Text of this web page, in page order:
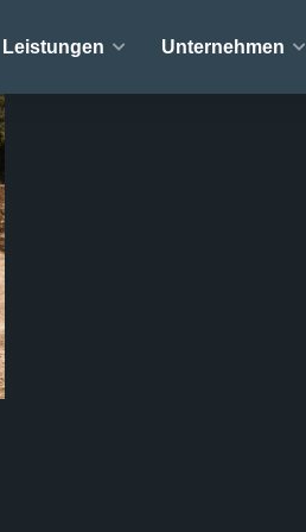
Leistungen Unternehmen